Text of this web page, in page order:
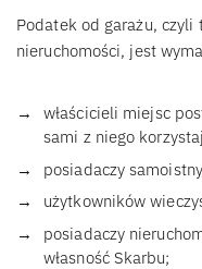
Podatek od garażu,
nieruchomości, jest
właścicieli miejsc
sami z niego
posiadaczy
użytkowników
posiadaczy
własność Skarbu;